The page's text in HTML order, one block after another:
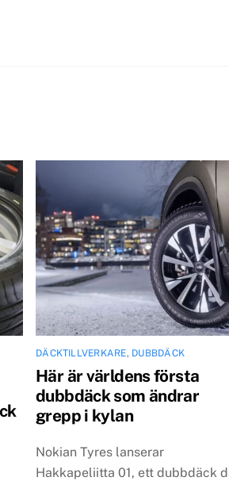
DÄCKTILLVERKARE, DUBBDÄCK
Här är världens första
dubbdäck som ändrar
grepp i kylan
Nokian Tyres lanserar
Hakkapeliitta 01, ett dubbdäck